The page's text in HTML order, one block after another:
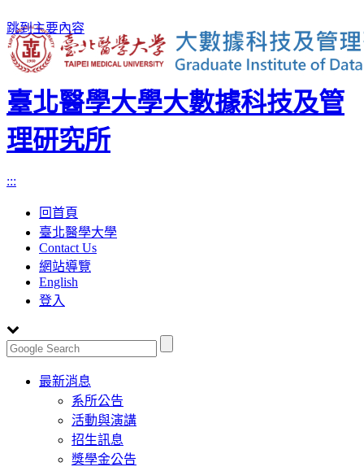
跳到主要內容
臺北醫學大學大數據科技及管
理研究所
:::
回首頁
臺北醫學大學
Contact Us
網站導覽
English
登入
Toggle
navigation
最新消息
系所公告
活動與演講
招生訊息
獎學金公告